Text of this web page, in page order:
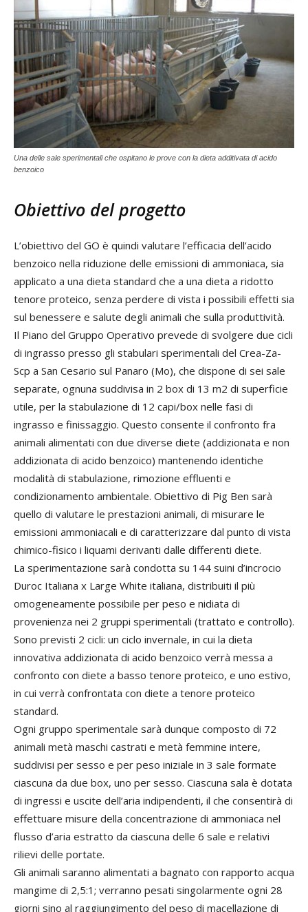
Una delle sale sperimentali che ospitano le prove con la dieta additivata di acido
benzoico
Obiettivo del progetto
L’obiettivo del GO è quindi valutare l’efficacia dell’acido
benzoico nella riduzione delle emissioni di ammoniaca, sia
applicato a una dieta standard che a una dieta a ridotto
tenore proteico, senza perdere di vista i possibili effetti sia
sul benessere e salute degli animali che sulla produttività.
Il Piano del Gruppo Operativo prevede di svolgere due cicli
di ingrasso presso gli stabulari sperimentali del Crea-Za-
Scp a San Cesario sul Panaro (Mo), che dispone di sei sale
separate, ognuna suddivisa in 2 box di 13 m2 di superficie
utile, per la stabulazione di 12 capi/box nelle fasi di
ingrasso e finissaggio. Questo consente il confronto fra
animali alimentati con due diverse diete (addizionata e non
addizionata di acido benzoico) mantenendo identiche
modalità di stabulazione, rimozione effluenti e
condizionamento ambientale. Obiettivo di Pig Ben sarà
quello di valutare le prestazioni animali, di misurare le
emissioni ammoniacali e di caratterizzare dal punto di vista
chimico-fisico i liquami derivanti dalle differenti diete.
La sperimentazione sarà condotta su 144 suini d’incrocio
Duroc Italiana x Large White italiana, distribuiti il più
omogeneamente possibile per peso e nidiata di
provenienza nei 2 gruppi sperimentali (trattato e controllo).
Sono previsti 2 cicli: un ciclo invernale, in cui la dieta
innovativa addizionata di acido benzoico verrà messa a
confronto con diete a basso tenore proteico, e uno estivo,
in cui verrà confrontata con diete a tenore proteico
standard.
Ogni gruppo sperimentale sarà dunque composto di 72
animali metà maschi castrati e metà femmine intere,
suddivisi per sesso e per peso iniziale in 3 sale formate
ciascuna da due box, uno per sesso. Ciascuna sala è dotata
di ingressi e uscite dell’aria indipendenti, il che consentirà di
effettuare misure della concentrazione di ammoniaca nel
flusso d’aria estratto da ciascuna delle 6 sale e relativi
rilievi delle portate.
Gli animali saranno alimentati a bagnato con rapporto acqua
mangime di 2,5:1; verranno pesati singolarmente ogni 28
giorni sino al raggiungimento del peso di macellazione di